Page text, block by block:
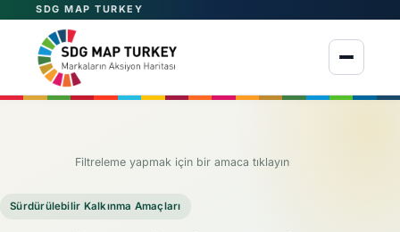
SDG MAP TURKEY
Menüyü aç
Sürdürülebilir Kalkınma Amaçları
Filtreleme yapmak için bir amaca tıklayın